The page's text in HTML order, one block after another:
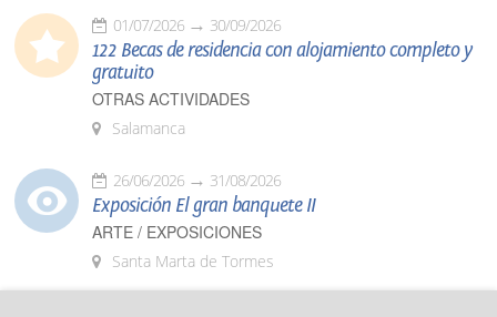
01/07/2026 30/09/2026
122 Becas de residencia con alojamiento completo y
gratuito
OTRAS ACTIVIDADES
Salamanca
26/06/2026 31/08/2026
Exposición El gran banquete II
ARTE / EXPOSICIONES
Santa Marta de Tormes